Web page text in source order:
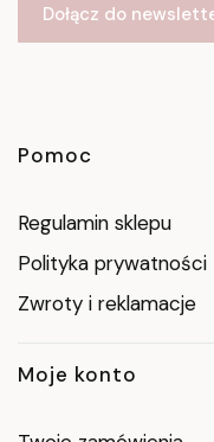
Dołącz do
Linki w
Pomoc
Regulamin sklepu
Polityka prywatności
Zwroty i reklamacje
Moje konto